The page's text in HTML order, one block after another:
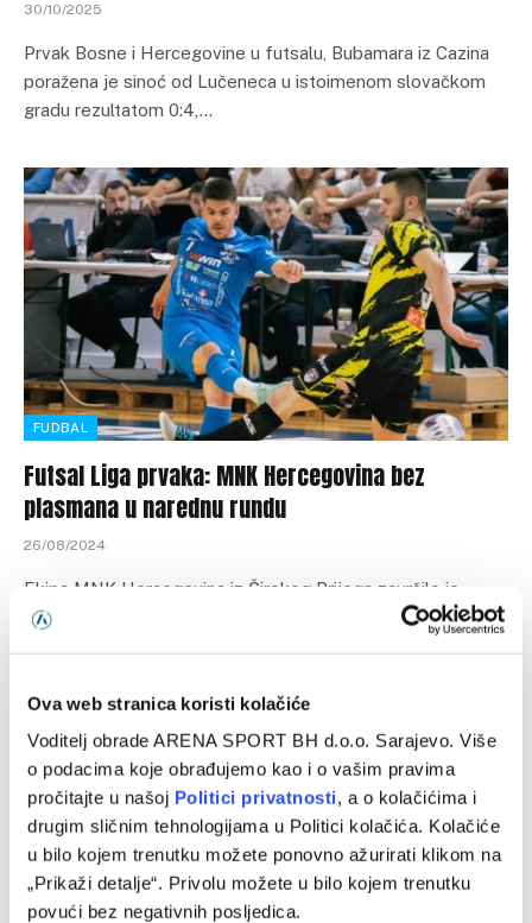
Ova web stranica koristi kolačiće
Voditelj obrade ARENA SPORT BH d.o.o. Sarajevo. Više
o podacima koje obrađujemo kao i o vašim pravima
pročitajte u našoj Politici privatnosti, a o kolačićima i
drugim sličnim tehnologijama u Politici kolačića. Kolačiće
u bilo kojem trenutku možete ponovno ažurirati klikom na
„Prikaži detalje“. Privolu možete u bilo kojem trenutku
povući bez negativnih posljedica.
30/10/2025
Prvak Bosne i Hercegovine u futsalu, Bubamara iz Cazina
poražena je sinoć od Lučeneca u istoimenom slovačkom
gradu rezultatom 0:4,…
FUDBAL
Futsal Liga prvaka: MNK Hercegovina bez
plasmana u narednu rundu
26/08/2024
Ekipa MNK Hercegovina iz Širokog Brijega završila je
takmičenje u Preliminarnoj rundi UEFA Futsal Lige prvaka
Programska šema